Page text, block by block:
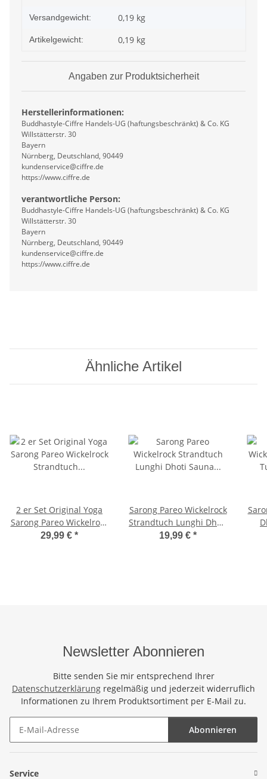
Versandgewicht: 0,19 kg
Artikelgewicht: 0,19 kg
Angaben zur Produktsicherheit
Herstellerinformationen:
Buddhastyle-Ciffre Handels-UG (haftungsbeschränkt) & Co. KG
Willstätterstr. 30
Bayern
Nürnberg, Deutschland, 90449
kundenservice@ciffre.de
https://www.ciffre.de
verantwortliche Person:
Buddhastyle-Ciffre Handels-UG (haftungsbeschränkt) & Co. KG
Willstätterstr. 30
Bayern
Nürnberg, Deutschland, 90449
kundenservice@ciffre.de
https://www.ciffre.de
Ähnliche Artikel
2 er Set Original Yoga
Sarong Pareo Wickelrock
Strandtuch Rund ca
29,99 € *
Sarong Pareo Wickelrock
Strandtuch Lunghi Dhoti
Sauna Tuch Bunt
19,99 € *
Newsletter Abonnieren
Bitte senden Sie mir entsprechend Ihrer
Datenschutzerklärung regelmäßig und jederzeit widerruflich
Informationen zu Ihrem Produktsortiment per E-Mail zu.
Abonnieren
Service